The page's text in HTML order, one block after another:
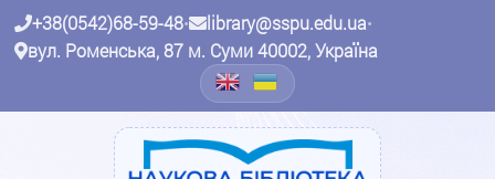
+38(0542)68-59-48• library@sspu.edu.ua•
вул. Роменська, 87 м. Суми 40002, Україна